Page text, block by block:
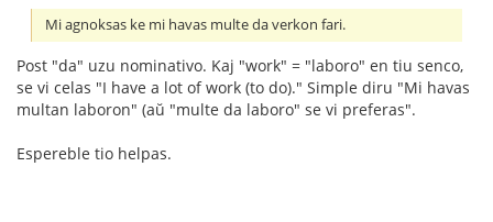
Mi agnoksas ke mi havas multe da verkon fari.
Post "da" uzu nominativo. Kaj "work" = "laboro" en tiu senco,
se vi celas "I have a lot of work (to do)." Simple diru "Mi havas
multan laboron" (aŭ "multe da laboro" se vi preferas".
Espereble tio helpas.